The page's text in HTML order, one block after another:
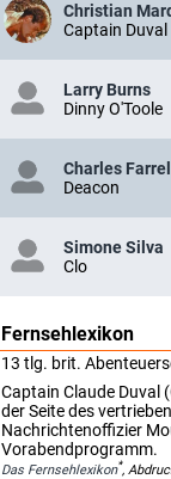
Christian
Captain Duval
Larry Burns
Dinny O'Toole
Charles Farrell
Deacon
Simone Silva
Clo
Fernsehlexikon
13 tlg. brit.
Captain Claude Duval
der Seite des
Nachrichtenoffizier
Vorabendprogramm.
Das Fernsehlexikon*,